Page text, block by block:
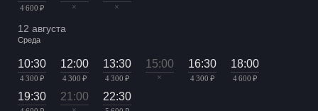
4 600 ₽ × ×
12 августа
Среда
10:30
4 300 ₽
12:00
4 300 ₽
13:30
4 300 ₽
15:00
×
16:30
4 300 ₽
18:00
4 600 ₽
19:30 21:00 22:30